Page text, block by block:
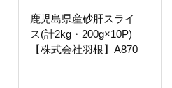
鹿児島県産砂肝スライ
ス(計2kg・200g×10P)
【株式会社羽根】A870